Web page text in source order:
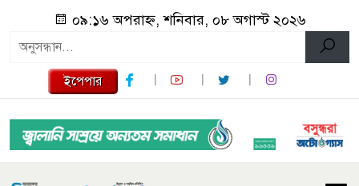
০৯:১৬ অপরাহ্ন, শনিবার, ০৮ অগাস্ট ২০২৬
ইপেপার